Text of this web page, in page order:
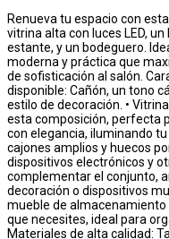
Renueva tu espacio con
vitrina alta con luces LED,
estante, y un bodeguero.
moderna y práctica que
de sofisticación al salón.
disponible: Cañón, un tono
estilo de decoración. •
esta composición, perfecta
con elegancia, iluminando
cajones amplios y huecos
dispositivos electrónicos y
complementar el conjunto,
decoración o dispositivos
mueble de
que necesites, ideal para
Materiales de alta calidad: